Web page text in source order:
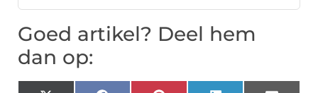
Goed artikel? Deel hem
dan op: